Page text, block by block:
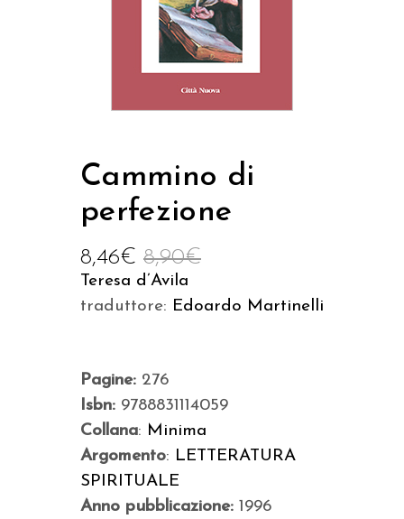
Cammino di
perfezione
8,90€
8,46€
Teresa d’Avila
traduttore: Edoardo Martinelli
Pagine: 276
Isbn: 9788831114059
Collana: Minima
Argomento: LETTERATURA
SPIRITUALE
Anno pubblicazione: 1996